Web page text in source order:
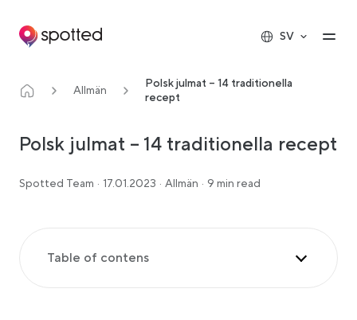
Main navigation
SV
Allmän
Polsk julmat – 14 traditionella
recept
Polsk julmat – 14 traditionella recept
Spotted Team · 17.01.2023 · Allmän · 9 min read
Table of contens